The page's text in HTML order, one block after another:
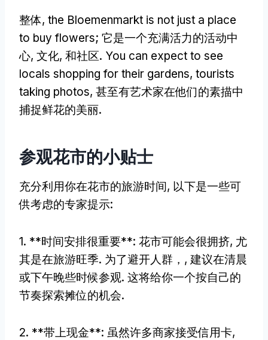
整体, the Bloemenmarkt is not just a place
to buy flowers; 它是一个充满活力的活动中
心, 文化, 和社区. You can expect to see
locals shopping for their gardens, tourists
taking photos, 甚至有艺术家在他们的素描中
捕捉鲜花的美丽.
参观花市的小贴士
充分利用你在花市的旅游时间, 以下是一些可
供考虑的专家提示:
1. **时间安排很重要**: 花市可能会很拥挤, 尤
其是在旅游旺季. 为了避开人群，, 建议在清晨
或下午晚些时候参观. 这将给你一个按自己的
节奏探索摊位的机会.
2. **带上现金**: 虽然许多商家接受信用卡,